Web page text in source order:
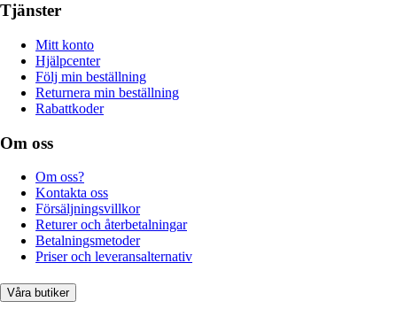
Tjänster
Mitt konto
Hjälpcenter
Följ min beställning
Returnera min beställning
Rabattkoder
Om oss
Om oss?
Kontakta oss
Försäljningsvillkor
Returer och återbetalningar
Betalningsmetoder
Priser och leveransalternativ
Våra butiker